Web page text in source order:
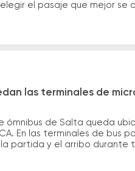
el pasaje que mejor se
las terminales de
ómnibus de Salta queda
En las terminales de bus
partida y el arribo durante